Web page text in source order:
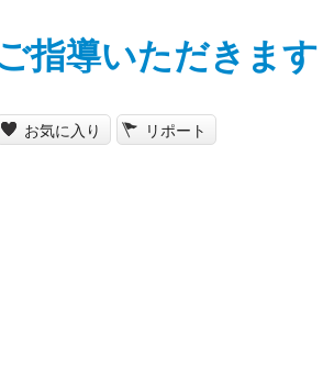
指導いただきま
お気に入り リポート